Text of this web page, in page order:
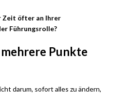
Zeit öfter an Ihrer
Führungsrolle?
Punkte
darum, sofort alles zu ändern,